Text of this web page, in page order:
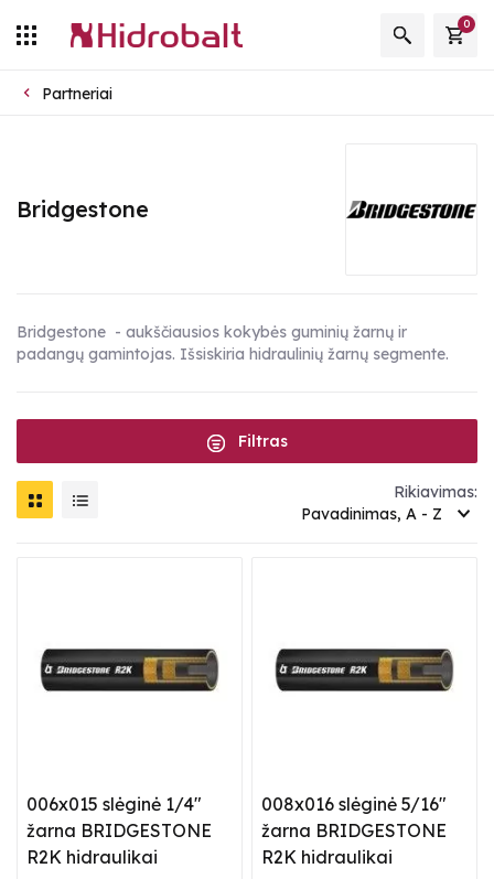
0
Partneriai
Bridgestone
Bridgestone - aukščiausios kokybės guminių žarnų ir
padangų gamintojas. Išsiskiria hidraulinių žarnų segmente.
Filtras
Rikiavimas:
Pavadinimas, A - Z
006x015 slėginė 1/4"
žarna BRIDGESTONE
R2K hidraulikai
008x016 slėginė 5/16"
žarna BRIDGESTONE
R2K hidraulikai